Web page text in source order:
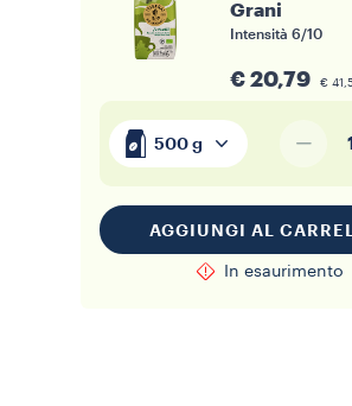
Grani
Intensità 6/10
€ 20,79 €
500 g 1
AGGIUNGI AL
In esaurimento